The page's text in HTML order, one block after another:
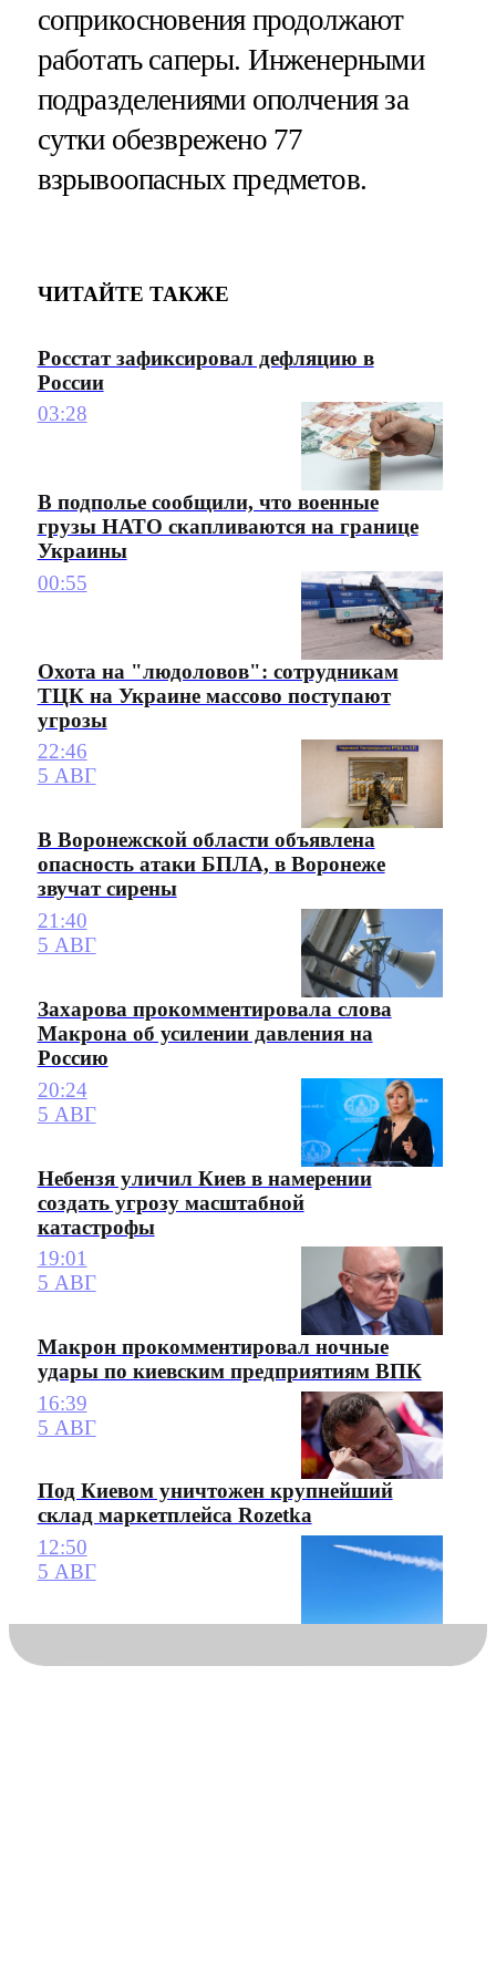
соприкосновения продолжают
работать саперы. Инженерными
подразделениями ополчения за
сутки обезврежено 77
взрывоопасных предметов.
ЧИТАЙТЕ ТАКЖЕ
Росстат зафиксировал дефляцию в
России
03:28
В подполье сообщили, что военные
грузы НАТО скапливаются на границе
Украины
00:55
Охота на "людоловов": сотрудникам
ТЦК на Украине массово поступают
угрозы
22:46
5 АВГ
В Воронежской области объявлена
опасность атаки БПЛА, в Воронеже
звучат сирены
21:40
5 АВГ
Захарова прокомментировала слова
Макрона об усилении давления на
Россию
20:24
5 АВГ
Небензя уличил Киев в намерении
создать угрозу масштабной
катастрофы
19:01
5 АВГ
Макрон прокомментировал ночные
удары по киевским предприятиям ВПК
16:39
5 АВГ
Под Киевом уничтожен крупнейший
склад маркетплейса Rozetka
12:50
5 АВГ